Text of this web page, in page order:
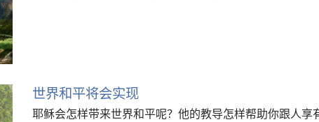
世界和平将会实现
耶稣会怎样带来世界和平呢？他的教导怎样帮助你跟人享